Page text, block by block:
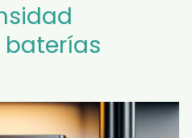
baterías